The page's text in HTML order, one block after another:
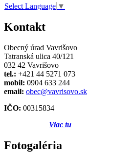
Select Language ▼
Kontakt
Obecný úrad Vavrišovo
Tatranská ulica 40/121
032 42 Vavrišovo
tel.: +421 44 5271 073
mobil: 0904 633 244
email: obec@vavrisovo.sk
IČO: 00315834
Viac tu
Fotogaléria